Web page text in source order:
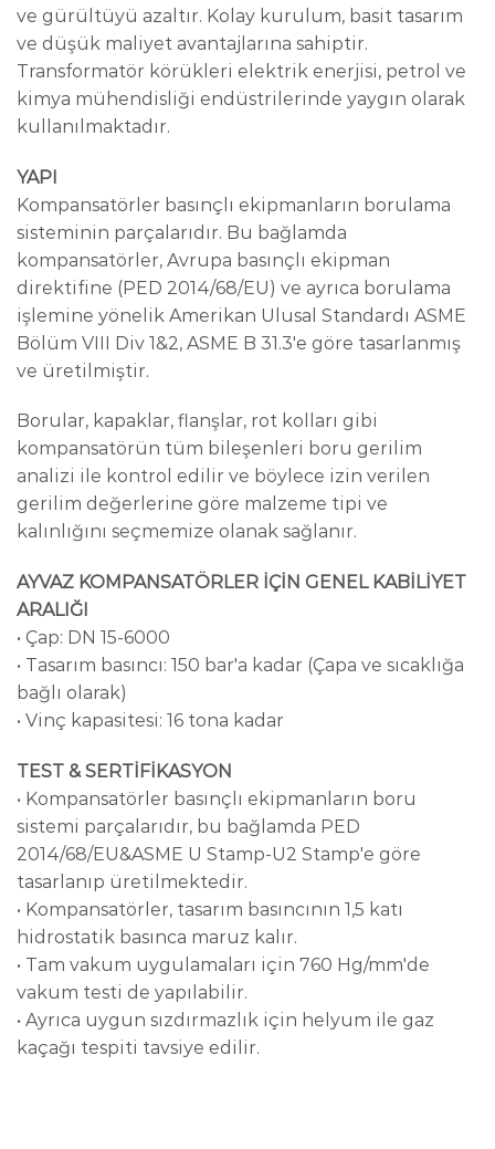
ve gürültüyü azaltır. Kolay kurulum, basit tasarım
ve düşük maliyet avantajlarına sahiptir.
Transformatör körükleri elektrik enerjisi, petrol ve
kimya mühendisliği endüstrilerinde yaygın olarak
kullanılmaktadır.
YAPI
Kompansatörler basınçlı ekipmanların borulama
sisteminin parçalarıdır. Bu bağlamda
kompansatörler, Avrupa basınçlı ekipman
direktifine (PED 2014/68/EU) ve ayrıca borulama
işlemine yönelik Amerikan Ulusal Standardı ASME
Bölüm VIII Div 1&2, ASME B 31.3'e göre tasarlanmış
ve üretilmiştir.
Borular, kapaklar, flanşlar, rot kolları gibi
kompansatörün tüm bileşenleri boru gerilim
analizi ile kontrol edilir ve böylece izin verilen
gerilim değerlerine göre malzeme tipi ve
kalınlığını seçmemize olanak sağlanır.
AYVAZ KOMPANSATÖRLER İÇİN GENEL KABİLİYET
ARALIĞI
• Çap: DN 15-6000
• Tasarım basıncı: 150 bar'a kadar (Çapa ve sıcaklığa
bağlı olarak)
• Vinç kapasitesi: 16 tona kadar
TEST & SERTİFİKASYON
• Kompansatörler basınçlı ekipmanların boru
sistemi parçalarıdır, bu bağlamda PED
2014/68/EU&ASME U Stamp-U2 Stamp'e göre
tasarlanıp üretilmektedir.
• Kompansatörler, tasarım basıncının 1,5 katı
hidrostatik basınca maruz kalır.
• Tam vakum uygulamaları için 760 Hg/mm'de
vakum testi de yapılabilir.
• Ayrıca uygun sızdırmazlık için helyum ile gaz
kaçağı tespiti tavsiye edilir.